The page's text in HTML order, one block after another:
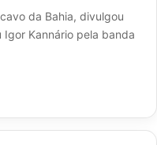
da Bahia, divulgou
Kannário pela banda